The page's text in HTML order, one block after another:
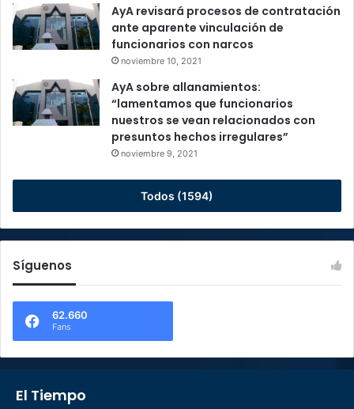
AyA revisará procesos de contratación
ante aparente vinculación de
funcionarios con narcos
noviembre 10, 2021
AyA sobre allanamientos:
“lamentamos que funcionarios
nuestros se vean relacionados con
presuntos hechos irregulares”
noviembre 9, 2021
Todos (1594)
Síguenos
62.660
Fans
El Tiempo